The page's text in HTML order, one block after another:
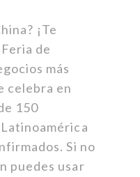
¡Te
de
más
celebra en
150
Si no
puedes usar